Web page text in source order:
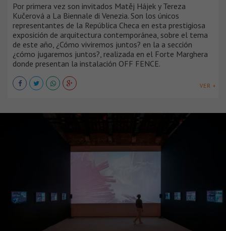
Por primera vez son invitados Matěj Hájek y Tereza
Kučerová a La Biennale di Venezia. Son los únicos
representantes de la República Checa en esta prestigiosa
exposición de arquitectura contemporánea, sobre el tema
de este año, ¿Cómo viviremos juntos? en la a sección
¿cómo jugaremos juntos?, realizada en el Forte Marghera
donde presentan la instalación OFF FENCE.
VER +